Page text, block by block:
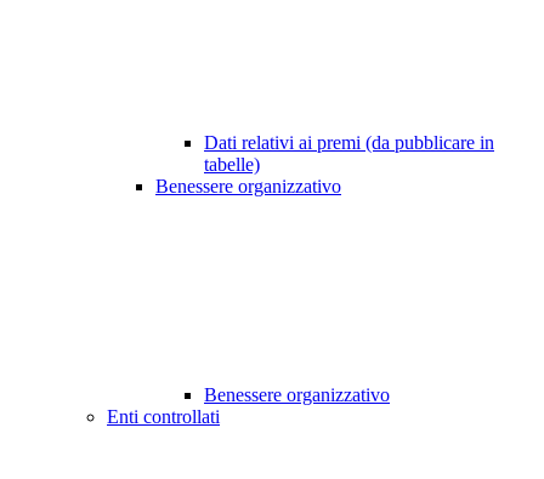
Dati relativi ai premi (da pubblicare in
tabelle)
Benessere organizzativo
Benessere organizzativo
Enti controllati